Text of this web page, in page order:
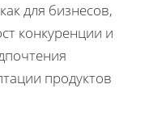
для бизнесов,
конкуренции и
продуктов